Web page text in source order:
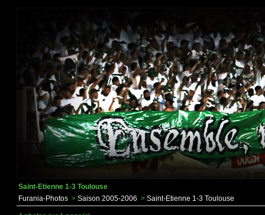
Saint-Etienne 1-3 Toulouse
Furania-Photos > Saison 2005-2006 > Saint-Etienne 1-3 Toulouse